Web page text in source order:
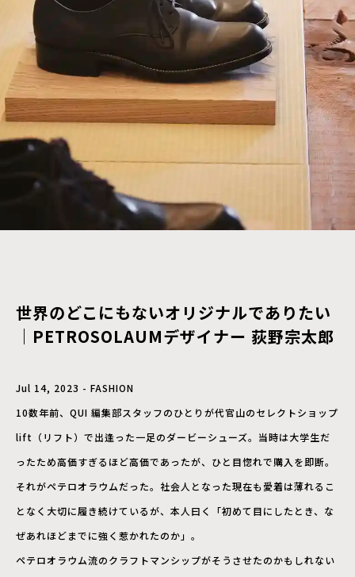
世界のどこにもないオリジナルでありたい
｜PETROSOLAUMデザイナー 荻野宗太郎
Jul 14, 2023 - FASHION
10数年前、QUI 編集部スタッフのひとりが代官山のセレクトショップ
lift（リフト）で出逢った一足のダービーシューズ。当時は大学生だ
ったため高価すぎるほど高価であったが、ひと目惚れで購入を即断。
それがペテロオラウムだった。社会人となった現在も愛着は薄れるこ
となく大切に履き続けているが、本人曰く「初めて目にしたとき、な
ぜあれほどまでに強く惹かれたのか」。
ペテロオラウム流のクラフトマンシップがそうさせたのかもしれない